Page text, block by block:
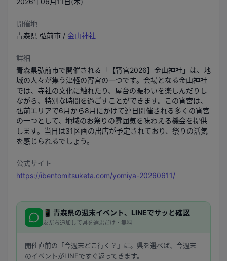
開催地
青森県 弘前市 / 金山神社
詳細
青森県弘前市で開催される「【宵宮2026】金山神社」は、地
域の人々が集う津軽の宵宮の一つです。会場となる金山神社
では、寺社の文化に触れたり、屋台の賑わいを楽しんだりし
ながら、特別な時間を過ごすことができます。この宵宮は、
弘前エリアで6月から8月にかけて連日開催される多くの宵宮
の一つとして、地域のお祭りの雰囲気を味わえる機会を提供
します。当日は31区画の出店が予定されており、祭りの活気
を感じられるでしょう。
公式サイト
https://ibentomitsuketa.com/yomiya-20260611/
📱 青森県の週末イベント、LINEでサッと確認
友だち追加して県を選ぶだけ・無料
開催直前の「今週末どこ行く？」に。県を選べば、今週末
のイベントがLINEですぐ返ってきます。